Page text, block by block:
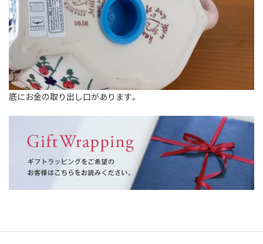
底にお金の取り出し口があります。